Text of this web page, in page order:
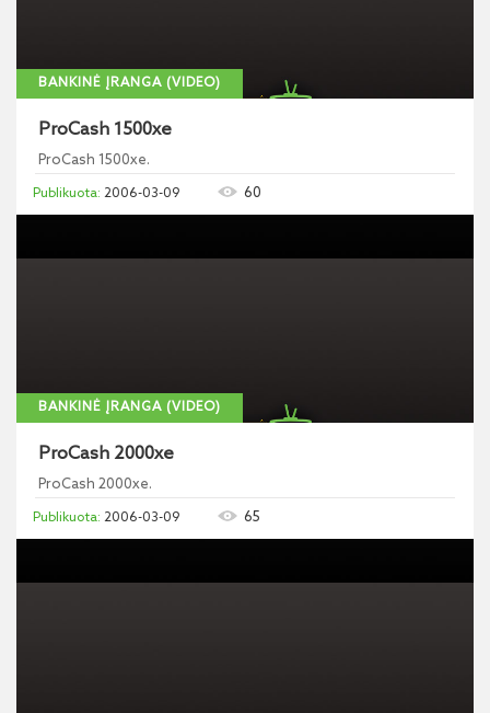
BANKINĖ ĮRANGA (VIDEO)
ProCash 1500xe
ProCash 1500xe.
2006-03-09 60
BANKINĖ ĮRANGA (VIDEO)
ProCash 2000xe
ProCash 2000xe.
2006-03-09 65